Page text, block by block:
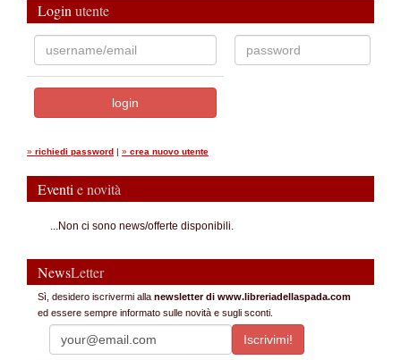
Login utente
» richiedi password | » crea nuovo utente
Eventi e novità
...Non ci sono news/offerte disponibili.
NewsLetter
Sì, desidero iscrivermi alla newsletter di www.libreriadellaspada.com
ed essere sempre informato sulle novità e sugli sconti.